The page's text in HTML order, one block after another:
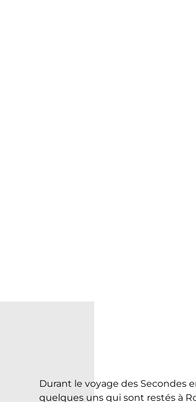
Durant le voyage des Secondes
quelques uns qui sont restés à